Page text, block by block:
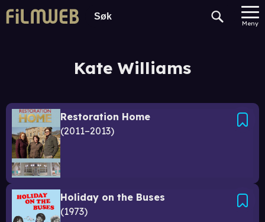
Meny
Kate Williams
Restoration Home
2011–2013
Holiday on the Buses
1973